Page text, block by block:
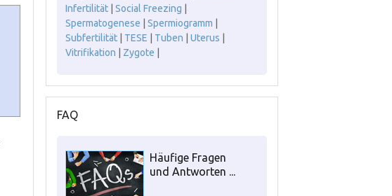
Infertilität| Social Freezing
Spermatogenese
Spermiogramm
Subfertilität| TESE Tuben Uterus
Vitrifikation
Zygote
FAQ
Häufige Fragen
und Antworten ...